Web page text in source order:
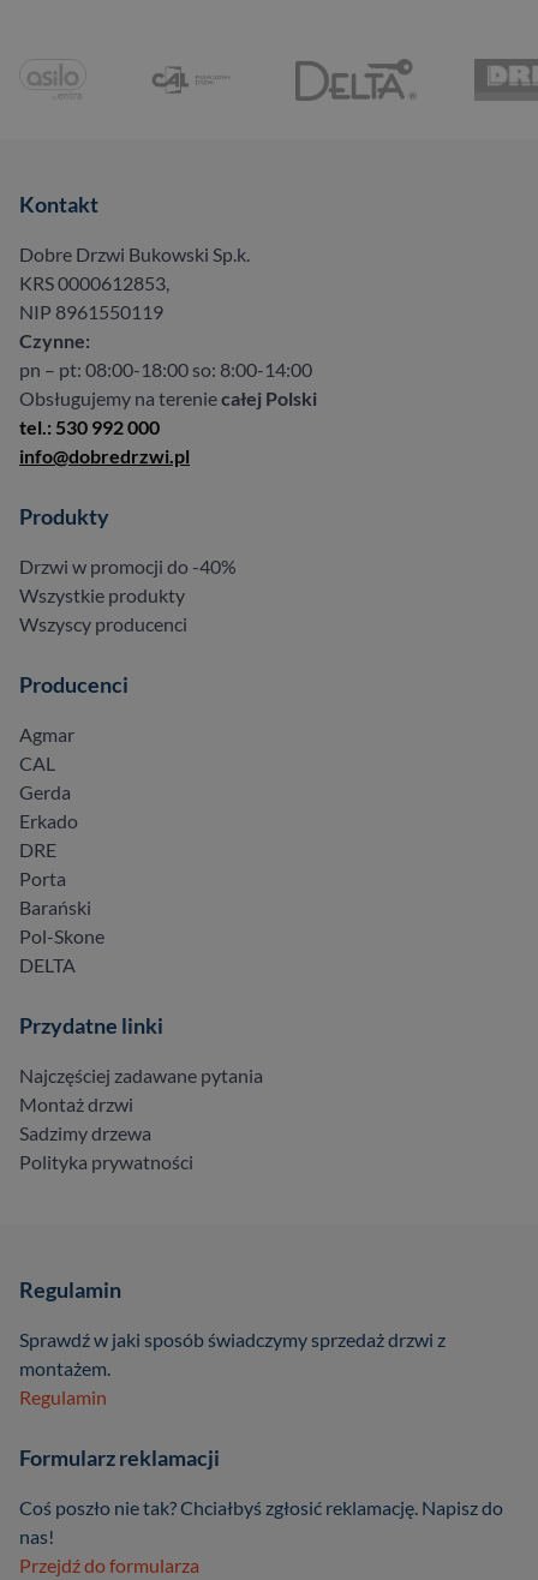
Kontakt
Dobre Drzwi Bukowski Sp.k.
KRS 0000612853,
NIP 8961550119
Czynne:
pn – pt: 08:00-18:00 so: 8:00-14:00
Obsługujemy na tereniecałej Polski
tel.: 530 992 000
info@dobredrzwi.pl
Produkty
Drzwi w promocji do -40%
Wszystkie produkty
Wszyscy producenci
Producenci
Agmar
CAL
Gerda
Erkado
DRE
Porta
Barański
Pol-Skone
DELTA
Przydatne linki
Najczęściej zadawane pytania
Montaż drzwi
Sadzimy drzewa
Polityka prywatności
Regulamin
Sprawdź w jaki sposób świadczymy sprzedaż drzwi z
montażem.
Regulamin
Formularz reklamacji
Coś poszło nie tak? Chciałbyś zgłosić reklamację. Napisz do
nas!
Przejdź do formularza